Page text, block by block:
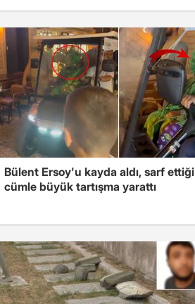
Bülent Ersoy'u kayda aldı, sarf ettiği
cümle büyük tartışma yarattı